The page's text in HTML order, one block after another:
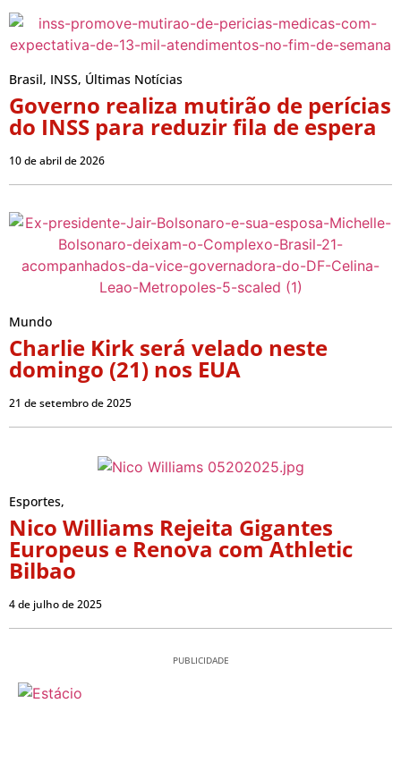
Brasil, INSS, Últimas Notícias
Governo realiza mutirão de perícias
do INSS para reduzir fila de espera
10 de abril de 2026
Mundo
Charlie Kirk será velado neste
domingo (21) nos EUA
21 de setembro de 2025
Esportes,
Nico Williams Rejeita Gigantes
Europeus e Renova com Athletic
Bilbao
4 de julho de 2025
PUBLICIDADE